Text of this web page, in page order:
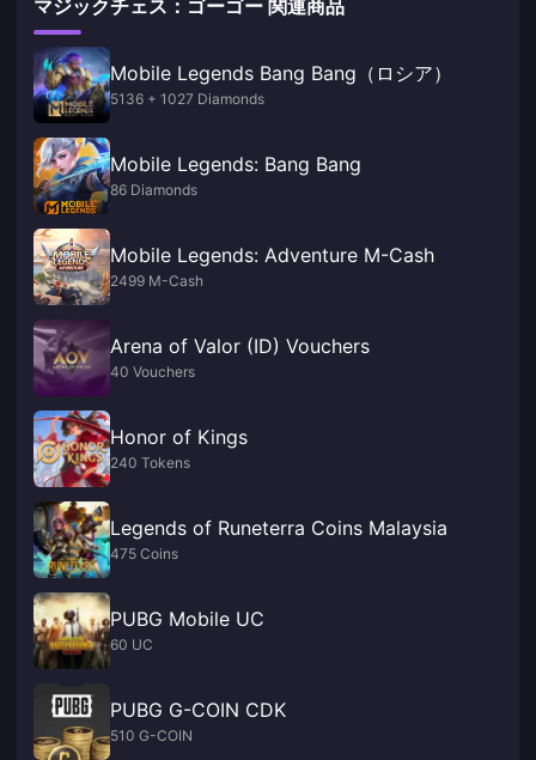
マジックチェス：ゴーゴー 関連商品
Mobile Legends Bang Bang（ロシア）
5136 + 1027 Diamonds
Mobile Legends: Bang Bang
86 Diamonds
Mobile Legends: Adventure M-Cash
2499 M-Cash
Arena of Valor (ID) Vouchers
40 Vouchers
Honor of Kings
240 Tokens
Legends of Runeterra Coins Malaysia
475 Coins
PUBG Mobile UC
60 UC
PUBG G-COIN CDK
510 G-COIN